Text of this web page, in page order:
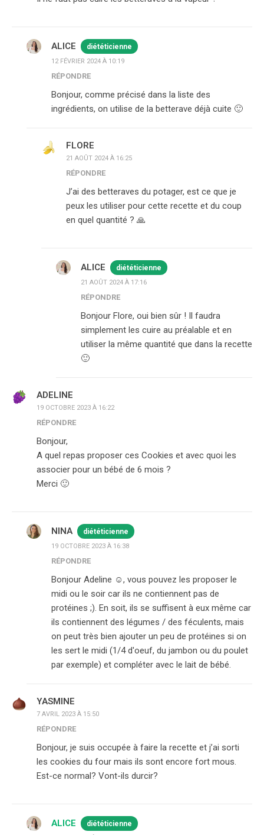
ALICE diététicienne
12 FÉVRIER 2024 À 10:19
RÉPONDRE
Bonjour, comme précisé dans la liste des
ingrédients, on utilise de la betterave déjà cuite 🙂
FLORE
21 AOÛT 2024 À 16:25
RÉPONDRE
J’ai des betteraves du potager, est ce que je
peux les utiliser pour cette recette et du coup
en quel quantité ? 🙏
ALICE diététicienne
21 AOÛT 2024 À 17:16
RÉPONDRE
Bonjour Flore, oui bien sûr ! Il faudra
simplement les cuire au préalable et en
utiliser la même quantité que dans la recette
🙂
ADELINE
19 OCTOBRE 2023 À 16:22
RÉPONDRE
Bonjour,
A quel repas proposer ces Cookies et avec quoi les
associer pour un bébé de 6 mois ?
Merci 🙂
NINA diététicienne
19 OCTOBRE 2023 À 16:38
RÉPONDRE
Bonjour Adeline ☺️, vous pouvez les proposer le
midi ou le soir car ils ne contiennent pas de
protéines ;). En soit, ils se suffisent à eux même car
ils contiennent des légumes / des féculents, mais
on peut très bien ajouter un peu de protéines si on
les sert le midi (1/4 d'oeuf, du jambon ou du poulet
par exemple) et compléter avec le lait de bébé.
YASMINE
7 AVRIL 2023 À 15:50
RÉPONDRE
Bonjour, je suis occupée à faire la recette et j’ai sorti
les cookies du four mais ils sont encore fort mous.
Est-ce normal? Vont-ils durcir?
ALICE diététicienne